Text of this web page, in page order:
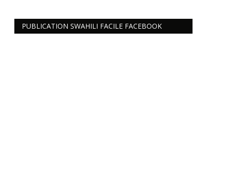
PUBLICATION SWAHILI FACILE FACEBOOK